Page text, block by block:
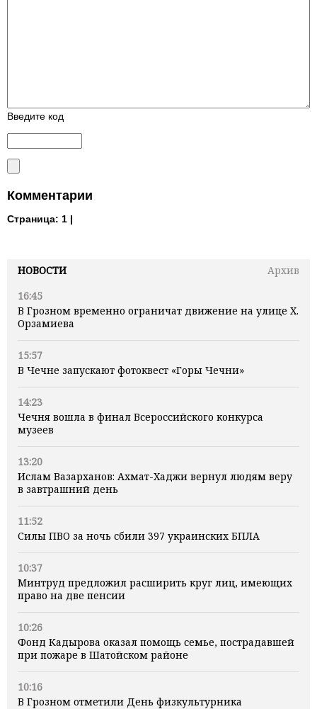
НОВОСТИ
Архив
16:45
В Грозном временно ограничат движение на улице Х.
Орзамиева
15:57
В Чечне запускают фотоквест «Горы Чечни»
14:23
Чечня вошла в финал Всероссийского конкурса
музеев
13:20
Ислам Вазарханов: Ахмат-Хаджи вернул людям веру
в завтрашний день
11:52
Силы ПВО за ночь сбили 397 украинских БПЛА
10:37
Минтруд предложил расширить круг лиц, имеющих
право на две пенсии
10:26
Фонд Кадырова оказал помощь семье, пострадавшей
при пожаре в Шатойском районе
10:16
В Грозном отметили День физкультурника
Введите код
Комментарии
Страница: 1 |